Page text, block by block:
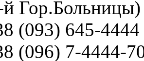
й Гор.Больницы)
(093) 645-4444
(096) 7-4444-